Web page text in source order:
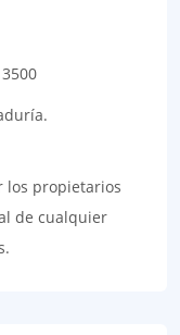
los propietarios
de cualquier